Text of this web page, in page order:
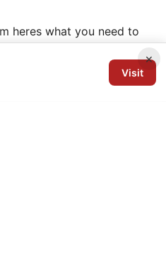
heres what you need to
×
Visit